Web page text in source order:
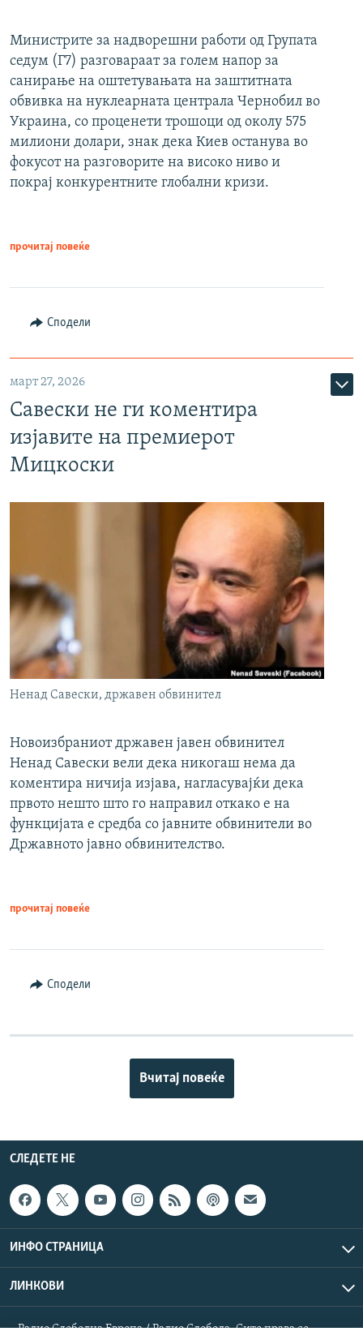
Министрите за надворешни работи од Групата
седум (Г7) разговараат за голем напор за
санирање на оштетувањата на заштитната
обвивка на нуклеарната централа Чернобил во
Украина, со проценети трошоци од околу 575
милиони долари, знак дека Киев останува во
фокусот на разговорите на високо ниво и
покрај конкурентните глобални кризи.
прочитај повеќе
Сподели
март 27, 2026
Савески не ги коментира
изјавите на премиерот
Мицкоски
Ненад Савески, државен обвинител
Новоизбраниот државен јавен обвинител
Ненад Савески вели дека никогаш нема да
коментира ничија изјава, нагласувајќи дека
првото нешто што го направил откако е на
функцијата е средба со јавните обвинители во
Државното јавно обвинителство.
прочитај повеќе
Сподели
Вчитај повеќе
СЛЕДЕТЕ НЕ
ИНФО СТРАНИЦА
ЛИНКОВИ
Радио Слободна Европа / Радио Слобода. Сите права се